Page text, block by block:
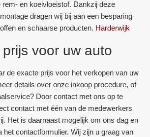
rem- en koelvloeistof. Dankzij deze
dragen wij bij aan een besparing
en schaarse producten. Harderwijk
voor uw auto
de exacte prijs voor het verkopen van uw
details over onze inkoop procedure, of
Door contact met ons op te
contact met één van de medewerkers
Het is daarnaast mogelijk om ons dag en
het contactformulier. Wij zijn u graag van